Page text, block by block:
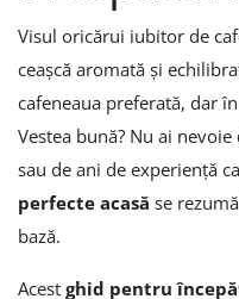
Visul oricărui iubitor de
ceașcă aromată și
cafeneaua preferată, dar
Vestea bună? Nu ai
sau de ani de experiență
perfecte acasă se
bază.
Acest ghid pentru